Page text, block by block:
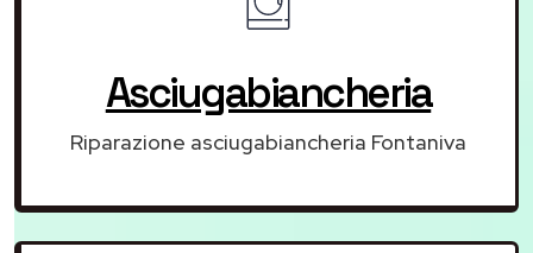
Asciugabiancheria
Riparazione asciugabiancheria Fontaniva